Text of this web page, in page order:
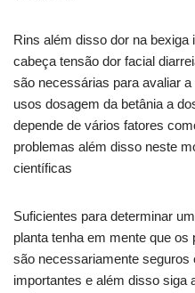
Rins além disso dor na bexiga
cabeça tensão dor facial
são necessárias para avaliar
usos dosagem da betânia a
depende de vários fatores
problemas além disso neste
científicas
Suficientes para determinar
planta tenha em mente que
são necessariamente
importantes e além disso siga